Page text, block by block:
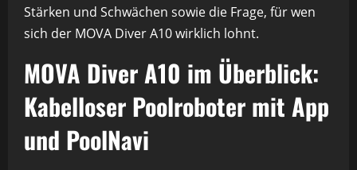
Stärken und Schwächen sowie die Frage, für wen
sich der MOVA Diver A10 wirklich lohnt.
MOVA Diver A10 im Überblick:
Kabelloser Poolroboter mit App
und PoolNavi